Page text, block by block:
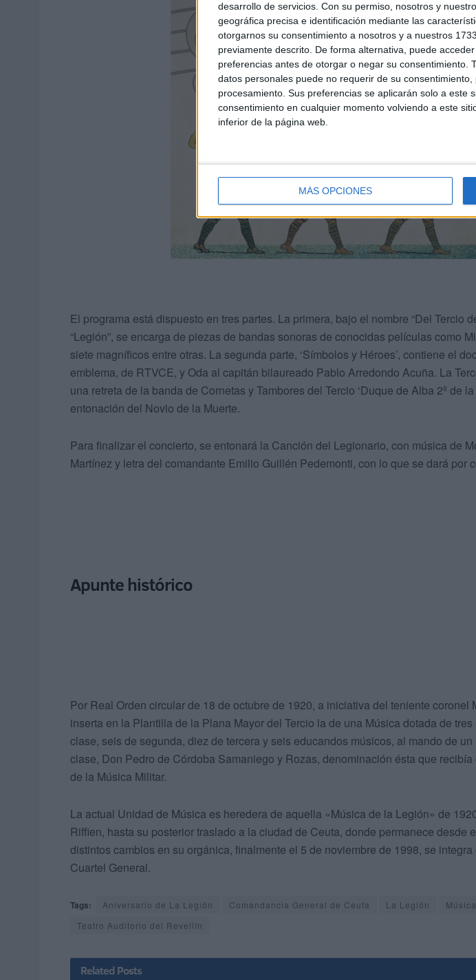
desarrollo de servicios. Con su permiso, nosotros y
geográfica precisa e identificación mediante las
otorgarnos su consentimiento a nosotros y a nuestros
previamente descrito. De forma alternativa, puede
preferencias antes de otorgar o negar su consentimiento.
datos personales puede no requerir de su
procesamiento. Sus preferencias se aplicarán solo a este
consentimiento en cualquier momento volviendo a este
inferior de la página web.
MÁS OPCIONES
El programa está dispuesto en tres partes. La primera, bajo el nombre “Del Tercio
“Legión”, se encarga de piezas de bandas sonoras de conocidas películas como
siete magníficos entre otras. La segunda parte, ‘Símbolos y Héroes’, contiene el
emblema, de RTVCE, y Oda al capitán bilaureado Pablo Arredondo Acuña. La
una retreta de la banda de Cornetas y Tambores del Tercio ‘Duque de Alba 2º de
entonación del Novio de la Muerte.
Para finalizar el concierto, se entonará la Canción del Legionario, con música de
Martínez y letra del comandante Emilio Guillén Pedemonti, con lo que se dará por
Apunte histórico
Por Real Orden circular de 18 de octubre de 1920, a iniciativa del teniente coronel
inserta en la Plantilla de la Plana Mayor del Tercio la de una Música dotada de
clase, seis de segunda, diez de tercera y seis educandos músicos, al mando de
clase, Don Pedro de Córdoba Samaniego y Rozas, denominación ésta que
de la Música Militar.
La actual Unidad de Música es heredera de aquella «Música de la Legión» de
Riffien, hasta su posterior traslado a la ciudad de Ceuta, donde permanece desde
distintos cambios en su orgánica, finalmente el 5 de noviembre de 1998, se
Cuartel General.
Tags: Aniversario de La Legión Comandancia General de Ceuta La Legión Música
Teatro Auditorio del Revellín
Related Posts